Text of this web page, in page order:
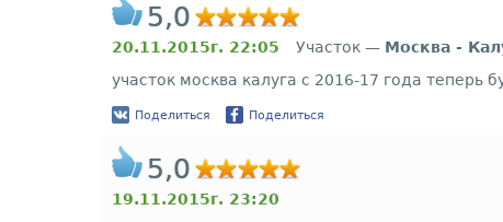
5,0
20.11.2015г. 22:05 Участок — Москва -
участок москва калуга с 2016-17 года
Поделиться Поделиться
5,0
19.11.2015г. 23:20